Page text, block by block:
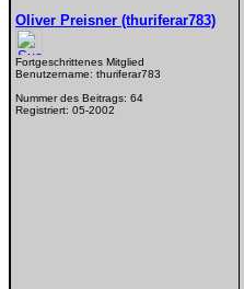
Oliver Preisner (thuriferar783)
Fortgeschrittenes Mitglied
Benutzername: thuriferar783
Nummer des Beitrags: 64
Registriert: 05-2002